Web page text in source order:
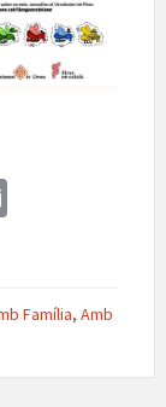
lFamília, Amb